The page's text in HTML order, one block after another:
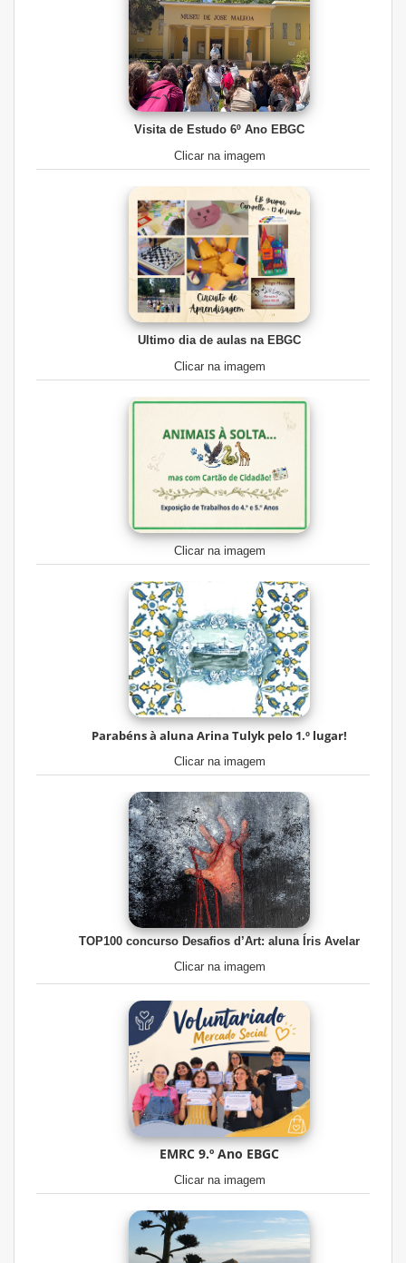
Visita de Estudo 6º Ano EBGC
Clicar na imagem
Ultimo dia de aulas na EBGC
Clicar na imagem
Clicar na imagem
Parabéns à aluna Arina Tulyk pelo 1.º lugar!
Clicar na imagem
TOP100 concurso Desafios d’Art: aluna Íris Avelar
Clicar na imagem
EMRC 9.º Ano EBGC
Clicar na imagem